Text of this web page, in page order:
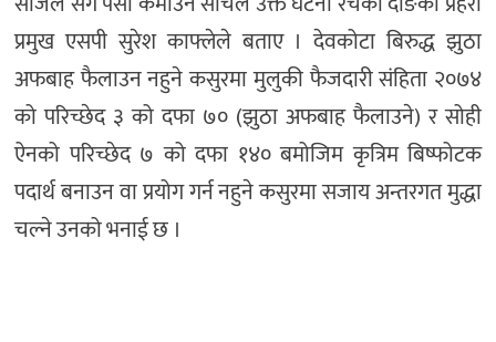
प्रमुख एसपी सुरेश काफ्लेले बताए । देवकोटा बिरुद्ध झुठा
अफबाह फैलाउन नहुने कसुरमा मुलुकी फैजदारी संहिता २०७४
को परिच्छेद ३ को दफा ७० (झुठा अफबाह फैलाउने) र सोही
ऐनको परिच्छेद ७ को दफा १४० बमोजिम कृत्रिम बिष्फोटक
पदार्थ बनाउन वा प्रयोग गर्न नहुने कसुरमा सजाय अन्तरगत मुद्धा
चल्ने उनको भनाई छ ।